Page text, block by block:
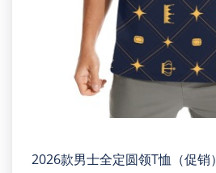
2026款男士全定圆领T恤（促销）